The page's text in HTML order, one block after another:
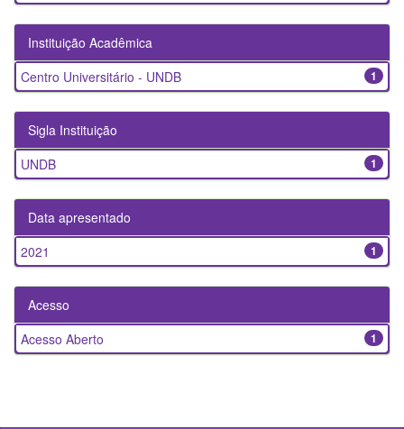
Instituição Acadêmica
1
Centro Universitário - UNDB
Sigla Instituição
1
UNDB
Data apresentado
1
2021
Acesso
1
Acesso Aberto